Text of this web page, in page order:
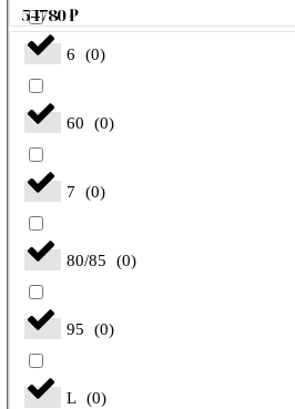
6 (0)
60 (0)
7 (0)
80/85 (0)
95 (0)
L (0)
54780₽